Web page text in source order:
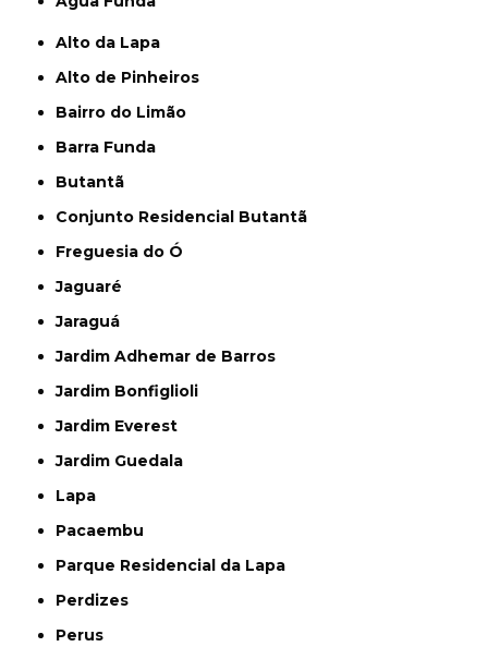
Alto da Lapa
Alto de Pinheiros
Bairro do Limão
Barra Funda
Butantã
Conjunto Residencial Butantã
Freguesia do Ó
Jaguaré
Jaraguá
Jardim Adhemar de Barros
Jardim Bonfiglioli
Jardim Everest
Jardim Guedala
Lapa
Pacaembu
Parque Residencial da Lapa
Perdizes
Perus